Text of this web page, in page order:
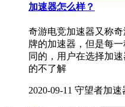
加速器怎么样？
奇游电竞加速器又称
牌的加速器，但是每
同的，用户在选择加
的不了解
2020-09-11 守望者加速